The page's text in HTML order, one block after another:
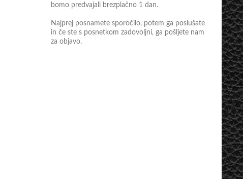
bomo predvajali brezplačno 1 dan.
Najprej posnamete sporočilo, potem ga poslušate
in če ste s posnetkom zadovoljni, ga pošljete nam
za objavo.